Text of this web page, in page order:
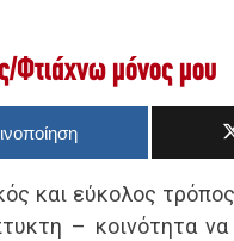
/Φτιάχνω μόνος μου
και εύκολος
– κοινότητα